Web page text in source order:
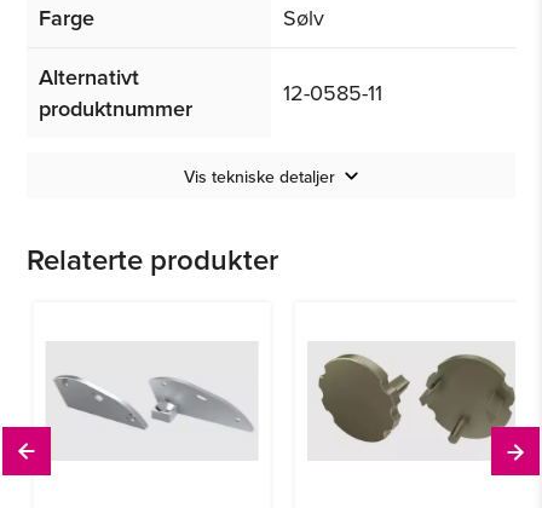
Farge
Sølv
Alternativt
produktnummer
12-0585-11
Vis tekniske detaljer
Relaterte produkter